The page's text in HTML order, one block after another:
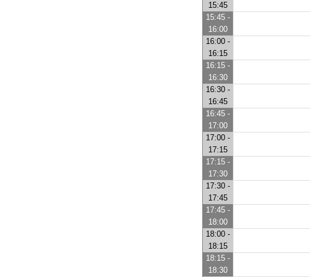
15:45
15:45 -
16:00
16:00 -
16:15
16:15 -
16:30
16:30 -
16:45
16:45 -
17:00
17:00 -
17:15
17:15 -
17:30
17:30 -
17:45
17:45 -
18:00
18:00 -
18:15
18:15 -
18:30